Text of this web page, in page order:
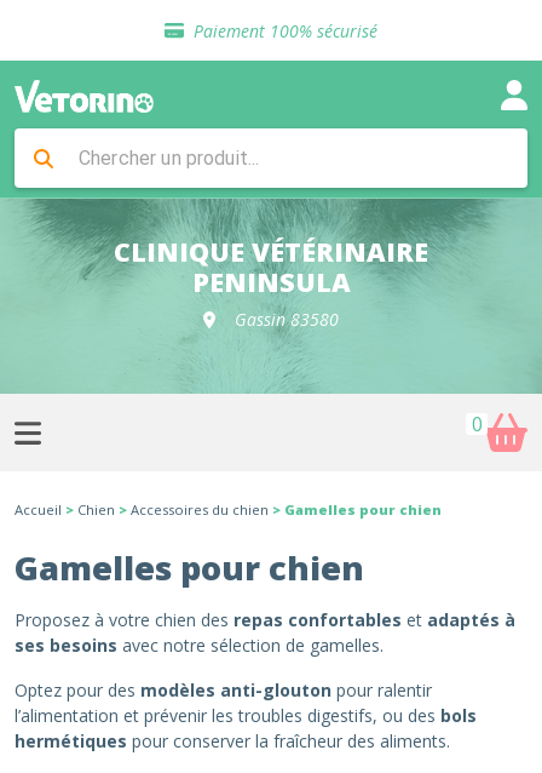
Paiement 100% sécurisé
Livraison gratuite en clinique vétérinaire
Sélection de croquettes vétérinaire
Livraison gratuite en clinique vétérinaire
Retour gratuit en clinique
Sélection de croquettes vétérinaire
CLINIQUE VÉTÉRINAIRE
PENINSULA
Gassin 83580
0
Accueil > Chien > Accessoires du chien > Gamelles pour chien
Gamelles pour chien
Proposez à votre chien des repas confortables et adaptés à
ses besoins avec notre sélection de gamelles.
Optez pour des modèles anti-glouton pour ralentir
l’alimentation et prévenir les troubles digestifs, ou des bols
hermétiques pour conserver la fraîcheur des aliments.